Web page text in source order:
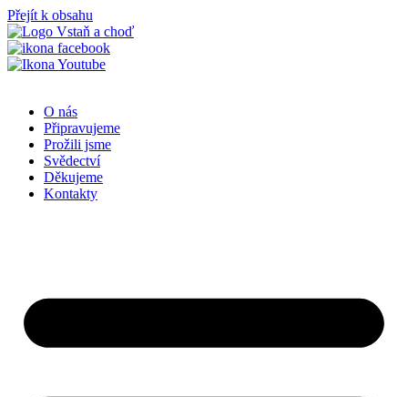
Přejít k obsahu
O nás
Připravujeme
Prožili jsme
Svědectví
Děkujeme
Kontakty